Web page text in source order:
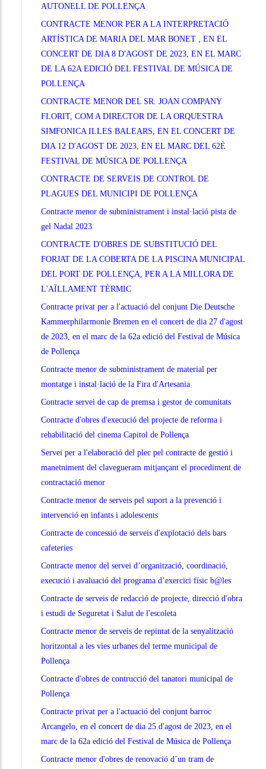
AUTONELL DE POLLENÇA
CONTRACTE MENOR PER A LA INTERPRETACIÓ
ARTÍSTICA DE MARIA DEL MAR BONET , EN EL
CONCERT DE DIA 8 D'AGOST DE 2023, EN EL MARC
DE LA 62A EDICIÓ DEL FESTIVAL DE MÚSICA DE
POLLENÇA
CONTRACTE MENOR DEL SR. JOAN COMPANY
FLORIT, COM A DIRECTOR DE LA ORQUESTRA
SIMFONICA ILLES BALEARS, EN EL CONCERT DE
DIA 12 D'AGOST DE 2023, EN EL MARC DEL 62È
FESTIVAL DE MÚSICA DE POLLENÇA
CONTRACTE DE SERVEIS DE CONTROL DE
PLAGUES DEL MUNICIPI DE POLLENÇA
Contracte menor de subministrament i instal·lació pista de
gel Nadal 2023
CONTRACTE D'OBRES DE SUBSTITUCIÓ DEL
FORJAT DE LA COBERTA DE LA PISCINA MUNICIPAL
DEL PORT DE POLLENÇA, PER A LA MILLORA DE
L'AÏLLAMENT TÈRMIC
Contracte privat per a l'actuació del conjunt Die Deutsche
Kammerphilarmonie Bremen en el concert de dia 27 d'agost
de 2023, en el marc de la 62a edició del Festival de Música
de Pollença
Contracte menor de subministrament de material per
montatge i instal·lació de la Fira d'Artesania
Contracte servei de cap de premsa i gestor de comunitats
Contracte d'obres d'execució del projecte de reforma i
rehabilitació del cinema Capitol de Pollença
Servei per a l'elaboració del plec pel contracte de gestió i
manetniment del clavegueram mitjançant el procediment de
contractació menor
Contracte menor de serveis pel suport a la prevenció i
intervenció en infants i adolescents
Contracte de concessió de serveis d'explotació dels bars
cafeteries
Contracte menor del servei d’organització, coordinació,
execució i avaluació del programa d’exercici físic b@les
Contracte de serveis de redacció de projecte, direcció d'obra
i estudi de Seguretat i Salut de l'escoleta
Contracte menor de serveis de repintat de la senyalització
horitzontal a les vies urbanes del terme municipal de
Pollença
Contracte d'obres de contrucció del tanatori municipal de
Pollença
Contracte privat per a l'actuació del conjunt barroc
Arcangelo, en el concert de dia 25 d'agost de 2023, en el
marc de la 62a edició del Festival de Música de Pollença
Contracte menor d'obres de renovació d’un tram de